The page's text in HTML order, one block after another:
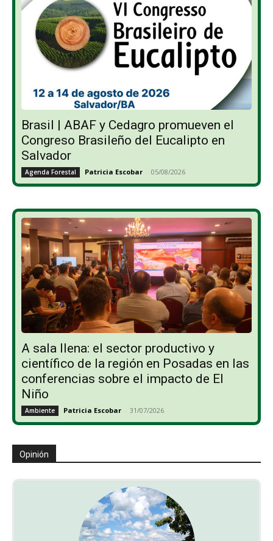
Brasil | ABAF y Cedagro promueven el
Congreso Brasileño del Eucalipto en
Salvador
Agenda Forestal Patricia Escobar - 05/08/2026
A sala llena: el sector productivo y
científico de la región en Posadas en las
conferencias sobre el impacto de El
Niño
Ambiente Patricia Escobar - 31/07/2026
Opinión